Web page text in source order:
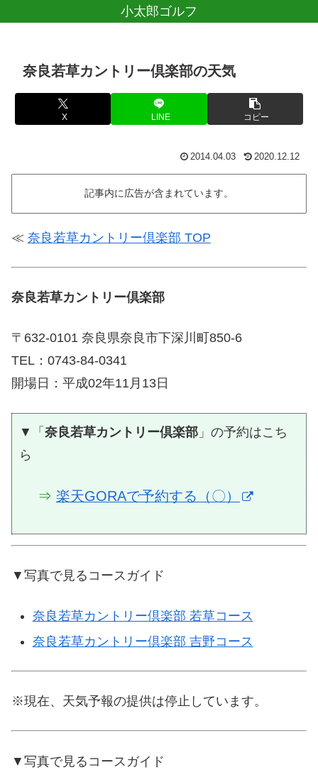
小太郎ゴルフ
奈良若草カントリー倶楽部の天気
X LINE コピー
2014.04.03 2020.12.12
記事内に広告が含まれています。
≪ 奈良若草カントリー倶楽部 TOP
奈良若草カントリー倶楽部
〒632-0101 奈良県奈良市下深川町850-6
TEL：0743-84-0341
開場日：平成02年11月13日
▼「 奈良若草カントリー倶楽部 」の予約はこち
ら
⇒ 楽天GORAで予約する（〇）
▼写真で見るコースガイド
奈良若草カントリー倶楽部 若草コース
奈良若草カントリー倶楽部 吉野コース
※現在、天気予報の提供は停止しています。
▼写真で見るコースガイド